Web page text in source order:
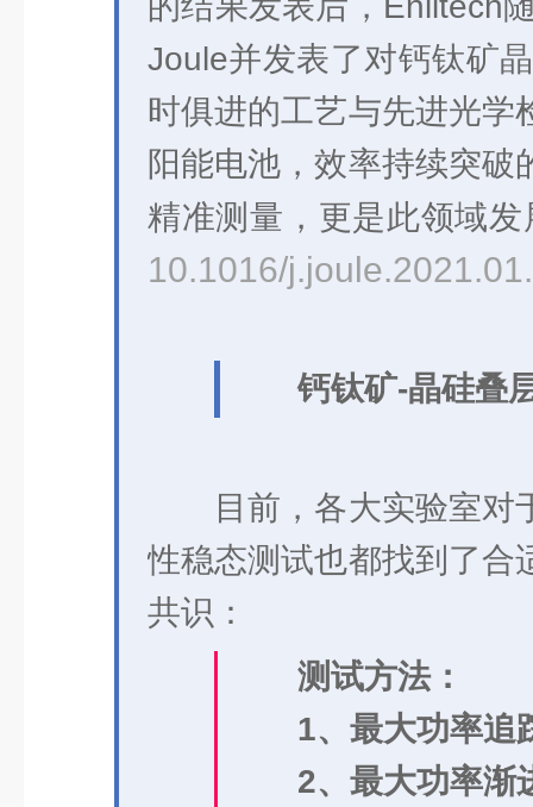
Joule并发表了对钙钛矿
时俱进的工艺与先进光学
阳能电池，效率持续突破
精准测量，更是此领域发
10.1016/
钙钛矿-晶硅叠
目前，各大实验室
性稳态测试也都找到了合
共识：
测试方法：
1、最大功率追
2、最大功率渐